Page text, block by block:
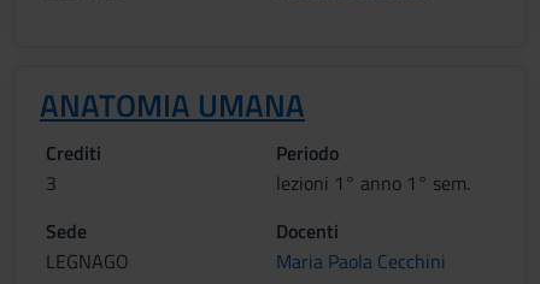
ANATOMIA UMANA
Crediti
3
Periodo
lezioni 1° anno 1° sem.
Sede
LEGNAGO
Docenti
Maria Paola Cecchini